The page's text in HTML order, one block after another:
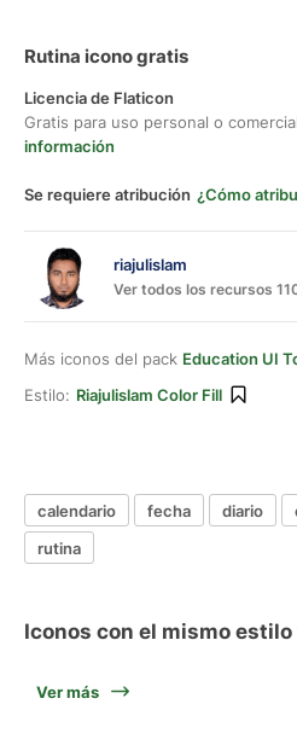
Rutina icono gratis
Licencia de Flaticon
Gratis para uso personal o
información
Se requiere atribución ¿Cómo
riajulislam
Ver todos los recursos
Más iconos del pack Education UI
Estilo: Riajulislam Color Fill
calendario fecha diario
rutina
Iconos con el mismo
Ver más